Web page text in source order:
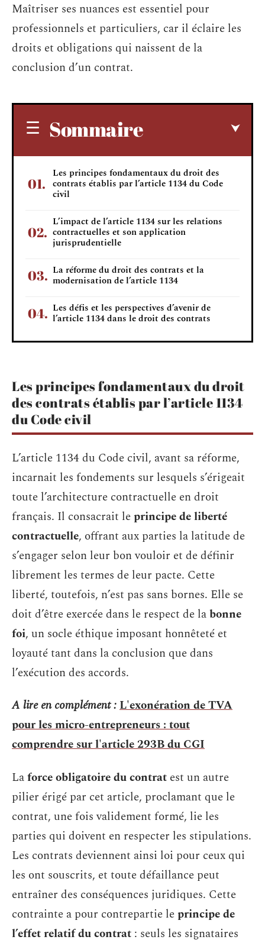
Maîtriser ses nuances est essentiel pour
professionnels et particuliers, car il éclaire les
droits et obligations qui naissent de la
conclusion d’un contrat.
Sommaire
Les principes fondamentaux du droit des
contrats établis par l’article 1134 du Code
civil
L’impact de l’article 1134 sur les relations
contractuelles et son application
jurisprudentielle
La réforme du droit des contrats et la
modernisation de l’article 1134
Les défis et les perspectives d’avenir de
l’article 1134 dans le droit des contrats
Les principes fondamentaux du droit
des contrats établis par l’article 1134
du Code civil
L’article 1134 du Code civil, avant sa réforme,
incarnait les fondements sur lesquels s’érigeait
toute l’architecture contractuelle en droit
français. Il consacrait leprincipe de liberté
contractuelle, offrant aux parties la latitude de
s’engager selon leur bon vouloir et de définir
librement les termes de leur pacte. Cette
liberté, toutefois, n’est pas sans bornes. Elle se
doit d’être exercée dans le respect de labonne
foi, un socle éthique imposant honnêteté et
loyauté tant dans la conclusion que dans
l’exécution des accords.
A lire en complément :L'exonération de TVA
pour les micro-entrepreneurs : tout
comprendre sur l'article 293B du CGI
Laforce obligatoire du contrat est un autre
pilier érigé par cet article, proclamant que le
contrat, une fois validement formé, lie les
parties qui doivent en respecter les stipulations.
Les contrats deviennent ainsi loi pour ceux qui
les ont souscrits, et toute défaillance peut
entraîner des conséquences juridiques. Cette
contrainte a pour contrepartie leprincipe de
l’effet relatif du contrat : seuls les signataires